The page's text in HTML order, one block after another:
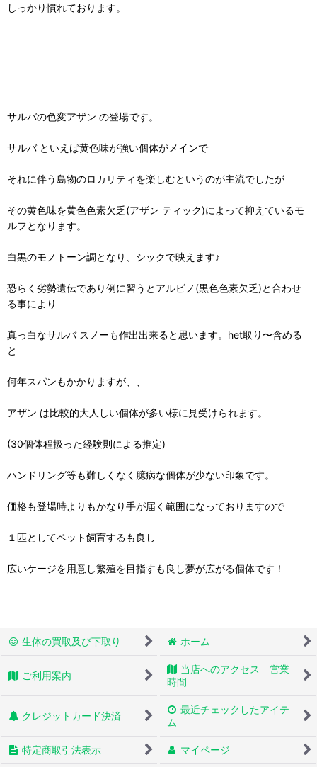
しっかり慣れております。
サルバの色変アザン の登場です。
サルバ といえば黄色味が強い個体がメインで
それに伴う島物のロカリティを楽しむというのが主流でしたが
その黄色味を黄色色素欠乏(アザン ティック)によって抑えているモ
ルフとなります。
白黒のモノトーン調となり、シックで映えます♪
恐らく劣勢遺伝であり例に習うとアルビノ(黒色色素欠乏)と合わせ
る事により
真っ白なサルバ スノーも作出出来ると思います。het取り〜含める
と
何年スパンもかかりますが、、
アザン は比較的大人しい個体が多い様に見受けられます。
(30個体程扱った経験則による推定)
ハンドリング等も難しくなく臆病な個体が少ない印象です。
価格も登場時よりもかなり手が届く範囲になっておりますので
１匹としてペット飼育するも良し
広いケージを用意し繁殖を目指すも良し夢が広がる個体です！
生体の買取及び下取り ホーム
ご利用案内
当店へのアクセス 営業
時間
クレジットカード決済
最近チェックしたアイテ
ム
特定商取引法表示 マイページ